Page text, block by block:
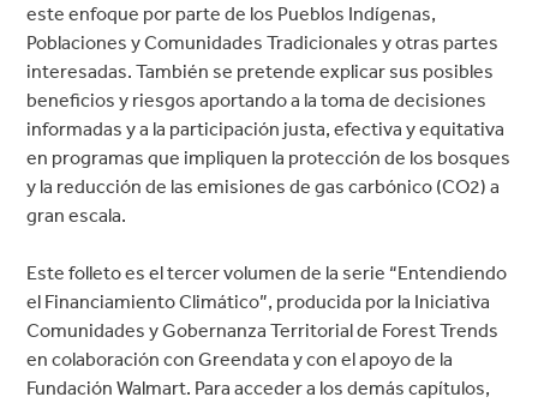
este enfoque por parte de los Pueblos Indígenas,
Poblaciones y Comunidades Tradicionales y otras partes
interesadas. También se pretende explicar sus posibles
beneficios y riesgos aportando a la toma de decisiones
informadas y a la participación justa, efectiva y equitativa
en programas que impliquen la protección de los bosques
y la reducción de las emisiones de gas carbónico (CO2) a
gran escala.
Este folleto es el tercer volumen de la serie “Entendiendo
el Financiamiento Climático”, producida por la Iniciativa
Comunidades y Gobernanza Territorial de Forest Trends
en colaboración con Greendata y con el apoyo de la
Fundación Walmart. Para acceder a los demás capítulos,